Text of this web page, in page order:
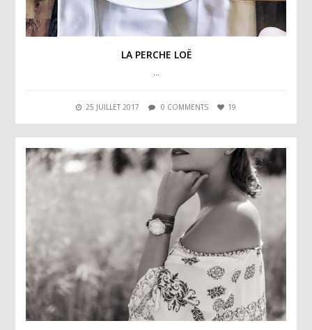
LA PERCHE LOË
…
25 JUILLET 2017 0 COMMENTS 19